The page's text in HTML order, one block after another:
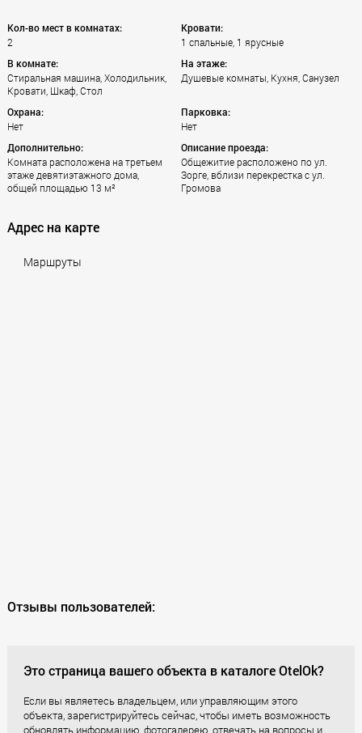
Кол-во мест в комнатах:
2
Кровати:
1 спальные, 1 ярусные
В комнате:
Стиральная машина, Холодильник,
Кровати, Шкаф, Стол
На этаже:
Душевые комнаты, Кухня, Санузел
Охрана:
Нет
Парковка:
Нет
Дополнительно:
Комната расположена на третьем
этаже девятиэтажного дома,
общей площадью 13 м²
Описание проезда:
Общежитие расположено по ул.
Зорге, вблизи перекрестка с ул.
Громова
Адрес на карте
Маршруты
Отзывы пользователей:
Это страница вашего объекта в каталоге OtelOk?
Если вы являетесь владельцем, или управляющим этого
объекта, зарегистрируйтесь сейчас, чтобы иметь возможность
обновлять информацию, фотогалерею, отвечать на вопросы и